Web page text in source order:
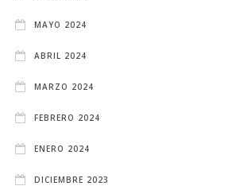
MAYO 2024
ABRIL 2024
MARZO 2024
FEBRERO 2024
ENERO 2024
DICIEMBRE 2023